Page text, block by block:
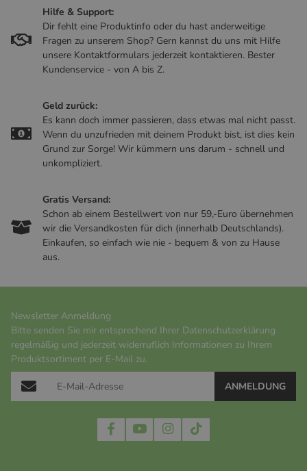
Hilfe & Support:
Dir fehlt eine Produktinfo oder du hast anderweitige
Fragen zu unserem Shop? Gern kannst du uns mit Hilfe
unsere Kontaktformulars jederzeit kontaktieren. Bester
Kundenservice - von A bis Z.
Geld zurück:
Es kann doch immer passieren, dass etwas mal nicht passt.
Wenn du unzufrieden mit deinem Produkt bist, ist dies kein
Grund zur Sorge! Wir kümmern uns darum - schnell und
unkompliziert.
Gratis Versand:
Schon ab einem Bestellwert von nur 59,-Euro übernehmen
wir die Versandkosten für dich (innerhalb Deutschlands).
Einkaufen, so einfach wie nie - bequem & von zu Hause
aus.
Newsletter Anmeldung
Bitte senden Sie mir entsprechend Ihrer Datenschutzerklärung
regelmäßig und jederzeit widerruflich Informationen zu Ihrem
Produktsortiment per E-Mail zu.
ANMELDUNG